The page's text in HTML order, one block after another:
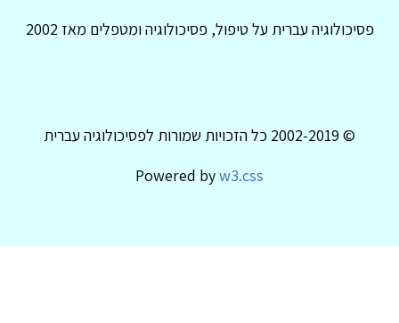
פסיכולוגיה עברית על טיפול, פסיכולוגיה ומטפלים מאז 2002
© 2002-2019 כל הזכויות שמורות לפסיכולוגיה עברית
Powered byw3.css